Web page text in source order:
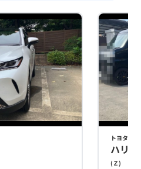
トヨタ
ハリア
( Ｚ)